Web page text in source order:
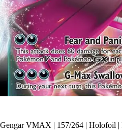
Gengar VMAX | 157/264 | Holofoil |